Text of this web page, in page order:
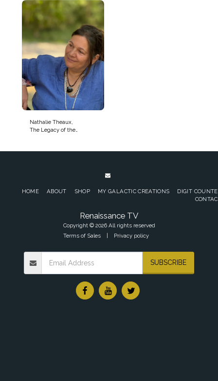
Nathalie Theaux,
The Legacy of the
Sovereignty in 2026
Renaissance TV
Copyright © 2026 All rights reserved
Terms of Sales
Privacy policy
HOME ABOUT SHOP MY GALACTIC CREATIONS
DIGIT
SUBSCRIBE